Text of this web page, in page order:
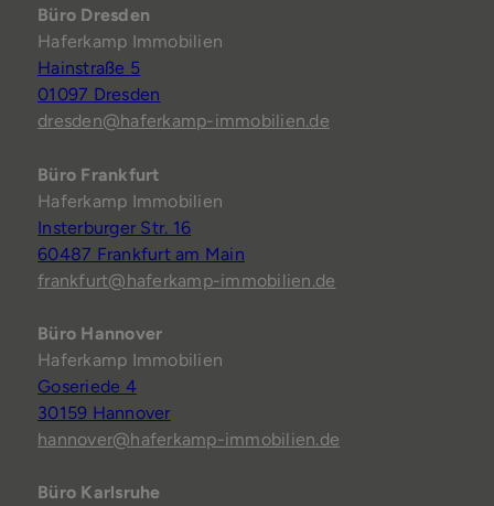
Büro Dresden
Haferkamp Immobilien
Hainstraße 5
01097 Dresden
dresden@haferkamp-immobilien.de
Büro Frankfurt
Haferkamp Immobilien
Insterburger Str. 16
60487 Frankfurt am Main
frankfurt@haferkamp-immobilien.de
Büro Hannover
Haferkamp Immobilien
Goseriede 4
30159 Hannover
hannover@haferkamp-immobilien.de
Büro Karlsruhe